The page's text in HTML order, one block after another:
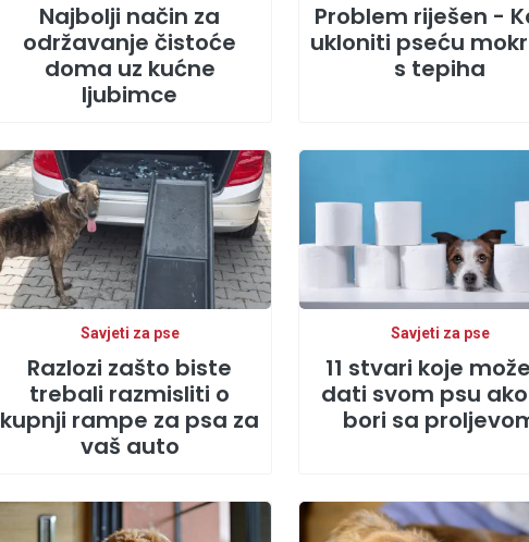
Najbolji način za
održavanje čistoće
doma uz kućne
ljubimce
Problem riješen -
ukloniti pseću
s tepiha
Savjeti za pse
Razlozi zašto biste
trebali razmisliti o
kupnji rampe za psa za
vaš auto
Savjeti za pse
11 stvari koje
dati svom psu
bori sa